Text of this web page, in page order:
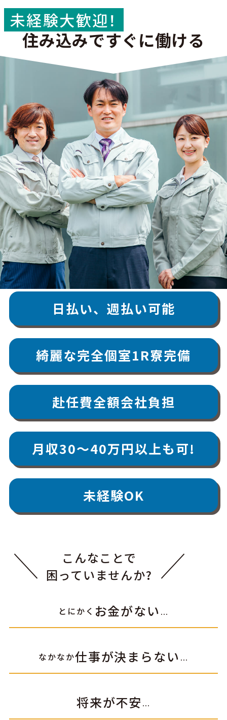
未経験大歓迎！
住み込みですぐに働ける
日払い、 週払い可能
綺麗な完全個室1R寮完備
赴任費全額会社負担
月収30〜40万円以上も可!
未経験OK
こんなことで
困っていませんか?
とにかく お金がない …
なかなか仕事が決まらない …
将来が不安 …